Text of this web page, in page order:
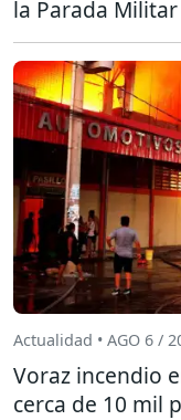
la Parada Militar
Actualidad • AGO 6 /
Voraz incendio
cerca de 10 mil